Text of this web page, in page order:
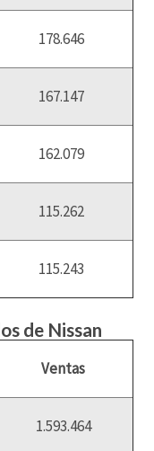
178.646
167.147
162.079
115.262
115.243
de Nissan
Ventas
1.593.464